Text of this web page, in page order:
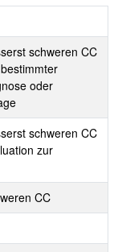
schweren CC
oder
schweren CC
zur
CC